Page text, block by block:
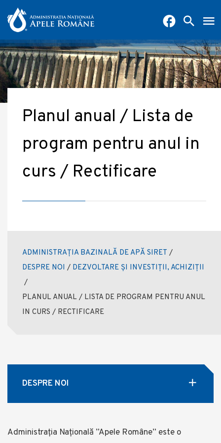
Planul anual / Lista de
program pentru anul in
curs / Rectificare
ADMINISTRAȚIA BAZINALĂ DE APĂ SIRET /
DESPRE NOI / DEZVOLTARE ȘI INVESTIȚII, ACHIZIȚII
/
PLANUL ANUAL / LISTA DE PROGRAM PENTRU ANUL
IN CURS / RECTIFICARE
DESPRE NOI
Administrația Națională ”Apele Române” este o